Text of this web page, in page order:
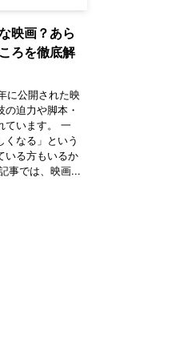
映画？あら
ろを徹底解
に公開された映
迫力や脚本・
ています。 一
くなる」という
いる方もいるか
事では、映画...